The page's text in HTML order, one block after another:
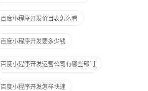
百度小程序开发价目表怎么看
百度小程序开发要多少钱
百度小程序开发运营公司有哪些部门
百度小程序开发怎样快速